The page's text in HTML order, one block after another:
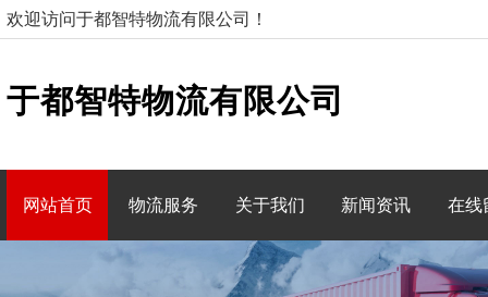
欢迎访问于都智特物流有限公司！
于都智特物流有限公司
网站首页 物流服务 关于我们 新闻资讯 在线